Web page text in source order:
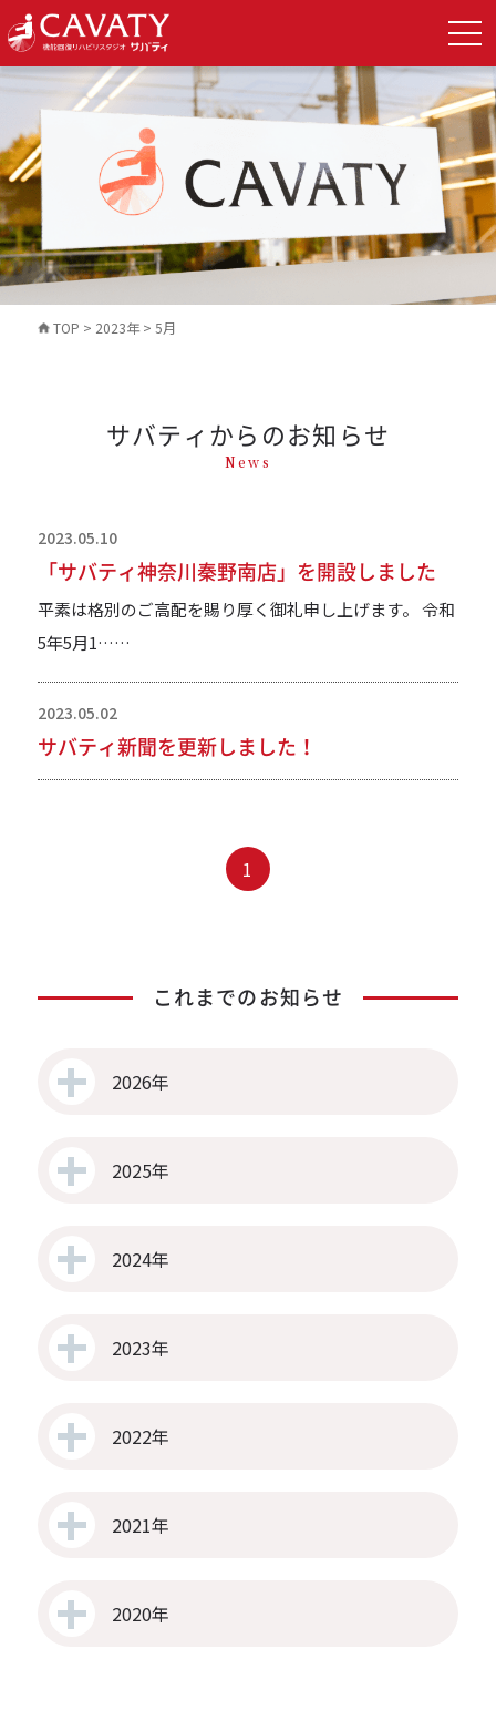
TOP > 2023年> 5月
サバティからのお知らせ
News
2023.05.10
「サバティ神奈川秦野南店」を開設しました
平素は格別のご高配を賜り厚く御礼申し上げます。 令和
5年5月1……
2023.05.02
サバティ新聞を更新しました！
1
これまでのお知らせ
2026年
2025年
2024年
2023年
2022年
2021年
2020年